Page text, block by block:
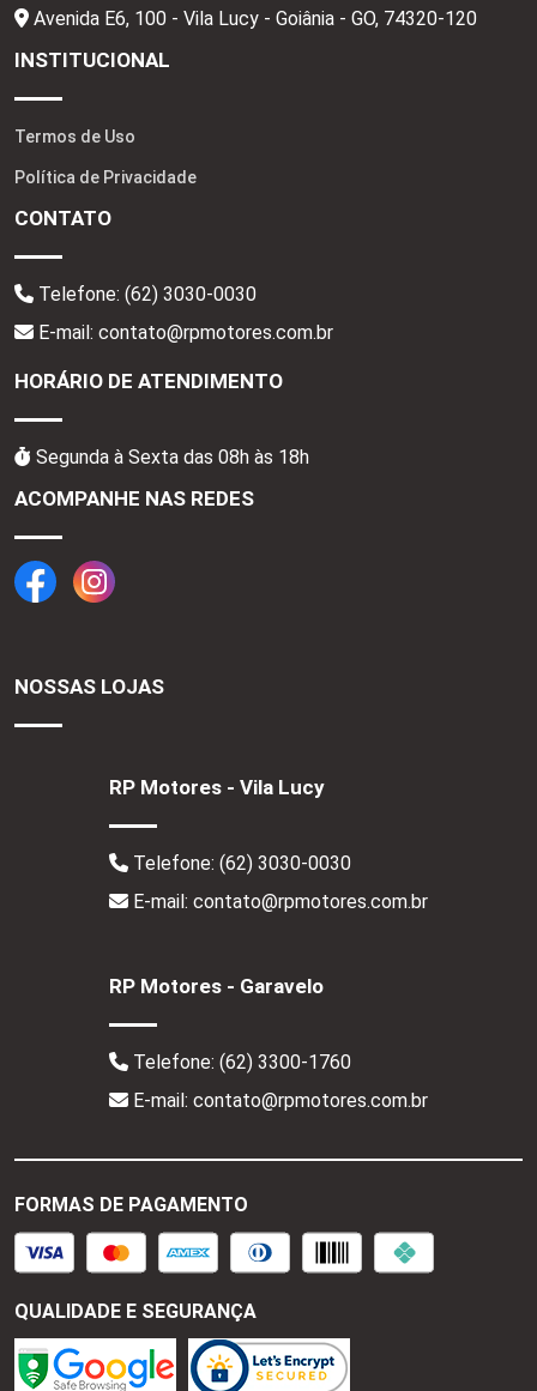
Avenida E6, 100 - Vila Lucy - Goiânia - GO, 74320-120
INSTITUCIONAL
Termos de Uso
Política de Privacidade
CONTATO
Telefone: (62) 3030-0030
E-mail: contato@rpmotores.com.br
HORÁRIO DE ATENDIMENTO
Segunda à Sexta das 08h às 18h
ACOMPANHE NAS REDES
NOSSAS LOJAS
RP Motores - Vila Lucy
Telefone: (62) 3030-0030
E-mail: contato@rpmotores.com.br
RP Motores - Garavelo
Telefone: (62) 3300-1760
E-mail: contato@rpmotores.com.br
FORMAS DE PAGAMENTO
QUALIDADE E SEGURANÇA